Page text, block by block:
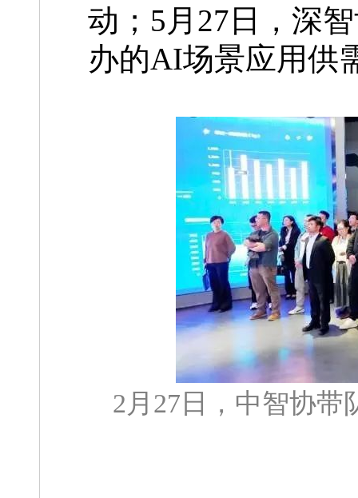
动；5月27日，深
办的AI场景应用供
2月27日，中智协带